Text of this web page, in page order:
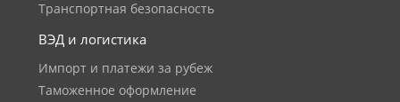
Транспортная безопасность
ВЭД и логистика
Импорт и платежи за рубеж
Таможенное оформление